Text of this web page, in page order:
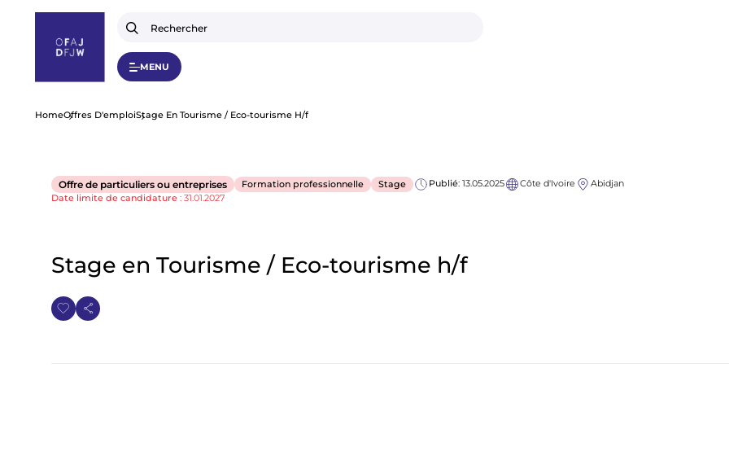
MENU
F
A
HomeOffres D'emploiStage En Tourisme / Eco-tourisme H/f
Offre de particuliers ou entreprises Formation professionnelle Stage Publié: 13.05.2025 Côte d'Ivoire
Abidjan
Date limite de candidature : 31.01.2027
Stage en Tourisme / Eco-tourisme h/f